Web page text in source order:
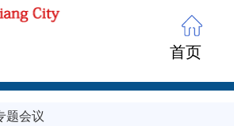
首页
题会议